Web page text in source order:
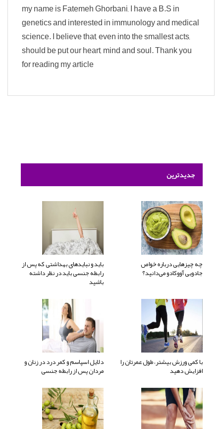
my name is Fatemeh Ghorbani, I have a B.S in
genetics and interested in immunology and medical
science. I believe that, even into the smallest acts,
should be put our heart, mind and soul. Thank you
for reading my article
جدیدترین
چه چیزهایی درباره خواص
جادویی آووکادو می‌دانید؟
باید و نبایدهای بهداشتی که پس از
رابطه جنسی باید در نظر داشته
باشید
با کمی ورزش بیشتر، طول عمرتان را
افزایش دهید
دلایل اسپاسم و کمر درد در زنان و
مردان پس از رابطه جنسی